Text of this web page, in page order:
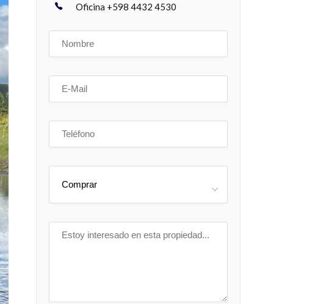
Oficina +598 4432 4530
Comprar